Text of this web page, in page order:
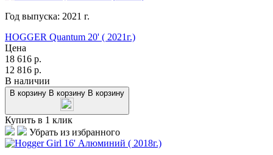
Год выпуска: 2021 г.
HOGGER Quantum 20' ( 2021г.)
Цена
18 616 р.
12 816 р.
В наличии
В корзину В корзину В корзину
Купить в 1 клик
Убрать из избранного